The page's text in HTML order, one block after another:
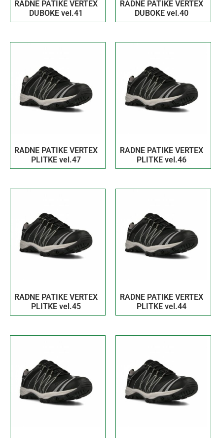
RADNE PATIKE VERTEX
DUBOKE vel.41
RADNE PATIKE VERTEX
DUBOKE vel.40
RADNE PATIKE VERTEX
PLITKE vel.47
RADNE PATIKE VERTEX
PLITKE vel.46
RADNE PATIKE VERTEX
PLITKE vel.45
RADNE PATIKE VERTEX
PLITKE vel.44